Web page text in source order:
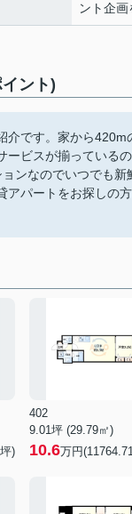
ント企画
ント)
です。家から420m
ビスが揃っている
ンなのでいつでも
パートをお探しの
)
402
9.01坪 (29.79㎡)
10.6万円